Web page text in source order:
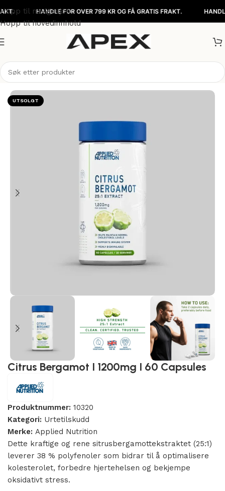
HANDLE FOR OVER 799 KR OG FÅ GRATIS FRAKT. HANDLE
Hopp til navigasjon
Hopp til hovedinnhold
Kosttilskudd
UTSOLGT
Citrus Bergamot I 1200mg I 60 Capsules
Produktnummer: 10320
Kategori: Urtetilskudd
Merke: Applied Nutrition
Dette kraftige og rene sitrusbergamottekstraktet (25:1)
leverer 38 % polyfenoler som bidrar til å optimalisere
kolesterolet, forbedre hjertehelsen og bekjempe
oksidativt stress.